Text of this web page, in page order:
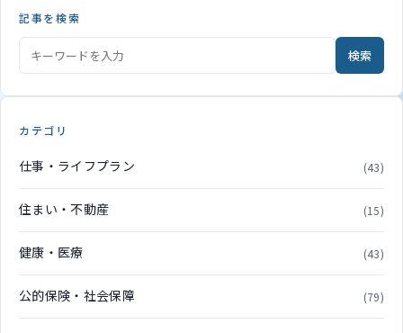
記事を検索
検索
カテゴリ
仕事・ライフプラン (43)
住まい・不動産 (15)
健康・医療 (43)
公的保険・社会保障 (79)